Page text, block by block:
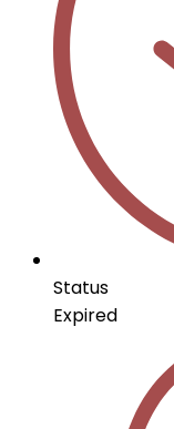
Status
Expired